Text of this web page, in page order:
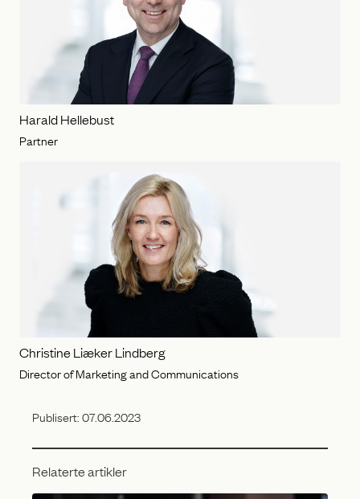
Harald Hellebust
Partner
Christine Liæker Lindberg
Director of Marketing and Communications
Publisert:07.06.2023
Relaterte artikler